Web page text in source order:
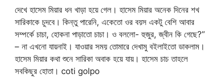
দেখে হাসেম মিয়ার ধন খাড়া হয়ে গেল। হাসেম মিয়ার অনেক দিনের শখ
সারিকাকে চুদবে। কিন্তু পারেনি, একেতো ওর বয়স একটু বেশি আবার
সম্পর্কে চাচা, হোকনা পাড়াতো চাচা। ও বললো- হুজুর, জ্বীন কি গেছে?”
– না এখনো যায়নাই। যাওয়ার সময় তোমারে দেখামু বইলাইতো ডাকলাম।
হাসেম মিয়ার কথা শুনে সারিকা অবাক হয়ে যায়। হাসেম চাচ তাহলে
সবকিছুর হোতা। coti golpo